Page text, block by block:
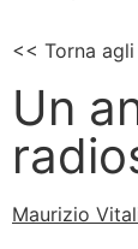
<< Torna
Un
Maurizio